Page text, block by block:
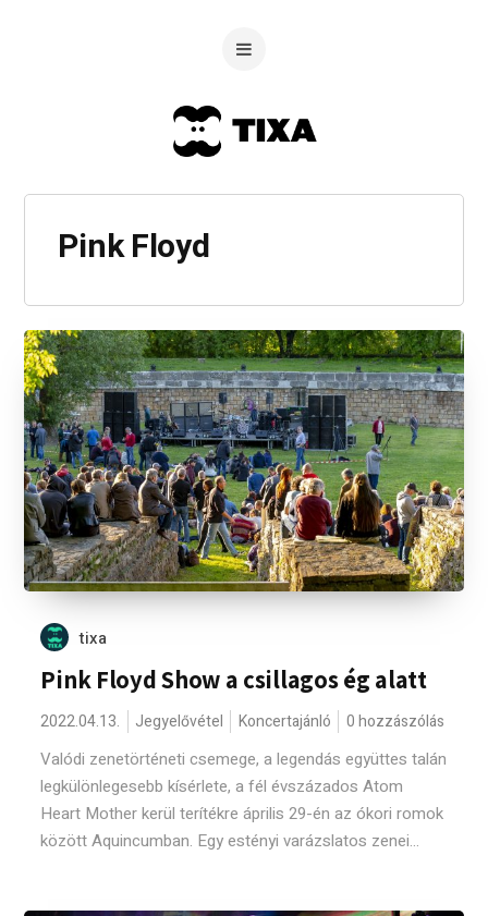
Pink Floyd
tixa
Pink Floyd Show a csillagos ég alatt
2022.04.13. Jegyelővétel Koncertajánló 0 hozzászólás
Valódi zenetörténeti csemege, a legendás együttes talán
legkülönlegesebb kísérlete, a fél évszázados Atom
Heart Mother kerül terítékre április 29-én az ókori romok
között Aquincumban. Egy estényi varázslatos zenei...